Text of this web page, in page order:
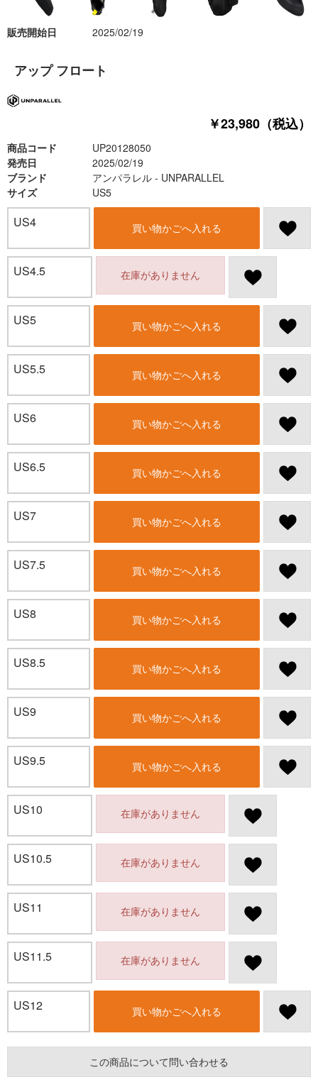
アップ フロート
￥23,980（税込）
商品コード
UP20128050
発売日
2025/02/19
販売開始日 2025/02/19
ブランド
アンパラレル - UNPARALLEL
サイズ
US5
US4 買い物かごへ入れる
US4.5 在庫がありません
US5 買い物かごへ入れる
US5.5 買い物かごへ入れる
US6 買い物かごへ入れる
US6.5 買い物かごへ入れる
US7 買い物かごへ入れる
US7.5 買い物かごへ入れる
US8 買い物かごへ入れる
US8.5 買い物かごへ入れる
US9 買い物かごへ入れる
US9.5 買い物かごへ入れる
US10 在庫がありません
US10.5 在庫がありません
US11 在庫がありません
US11.5 在庫がありません
US12 買い物かごへ入れる
この商品について問い合わせる